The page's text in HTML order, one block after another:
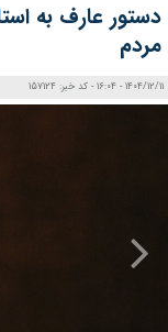
دستور عارف به
مردم
1404/12/11 - 16:04 - کد خبر: 157124